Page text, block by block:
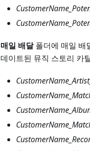
매일 배달폴더에 매일 배
데이트된 뮤직 스토리 카